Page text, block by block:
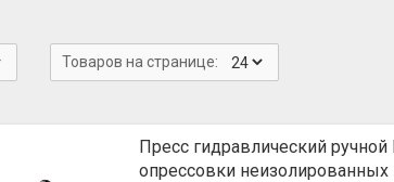
Пресс гидравлический
опрессовки неизолированных